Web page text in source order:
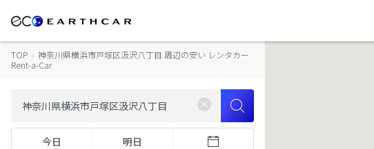
TOP › 神奈川県横浜市戸塚区汲沢八丁目 周辺の安い レンタカー
Rent-a-Car
今日 明日